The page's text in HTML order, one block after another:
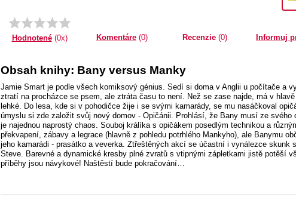
Hodnotené(0x) Komentáre (0) Recenzie(0) Informuj
Obsah knihy: Bany versus Manky
Jamie Smart je podle všech komiksový génius. Sedí si doma v Anglii u počítače a
ztratí na procházce se psem, ale ztráta času to není. Než se zase najde, má v
lehké. Do lesa, kde si v pohodičce žije i se svými kamarády, se mu nasáčkoval
úmyslu si zde založit svůj nový domov - Opičánii. Prohlásí, že Bany musí ze svého
je najednou naprostý chaos. Souboj králíka s opičákem posedlým technikou a
překvapení, zábavy a legrace (hlavně z pohledu potrhlého Mankyho), ale Banymu
jeho kamarádi - prasátko a veverka. Ztřeštěných akcí se účastní i vynálezce skunk
Steve. Barevné a dynamické kresby plné zvratů s vtipnými zápletkami jistě potěší
příběhy jsou návykové! Naštěstí bude pokračování…